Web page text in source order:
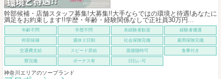
幹部候補・店舗スタッフ募集!大募集!!大手ならではの環境と待遇!あなたに
満足をお約束します!!学歴・年齢・経験関係なしで正社員30万円...
年齢不問 学歴不問 未経験者歓迎 経験者優遇
幹部候補 週休２日制 社会保険完備 雇用保険完備
交通費支給 スピード昇給 面接随時可 食事付き
寮完備 ボーナス有 日払い可
神奈川エリアのソープランド